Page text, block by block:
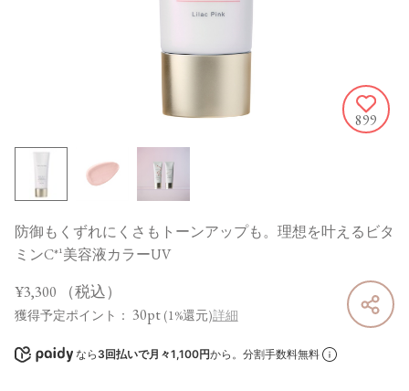
899
防御もくずれにくさもトーンアップも。理想を叶えるビタ
ミンC*¹美容液カラーUV
¥3,300 （税込）
獲得予定ポイント： 30pt (1%還元)詳細
なら 3回払いで月々1,100円から。分割手数料無料